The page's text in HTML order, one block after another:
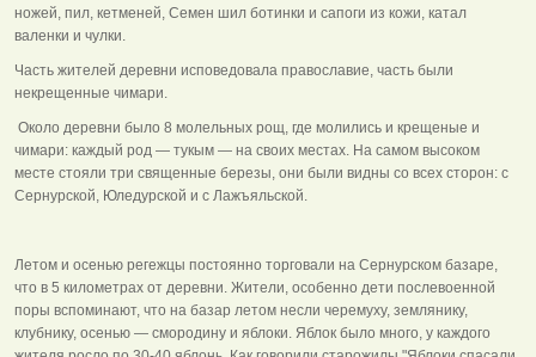
ножей, пил, кетменей, Семен шил ботинки и сапоги из кожи, катал
валенки и чулки.
Часть жителей деревни исповедовала православие, часть были
некрещенные чимари.
Около деревни было 8 молельных рощ, где молились и крещеные и
чимари: каждый род — тукым — на своих местах. На самом высоком
месте стояли три священные березы, они были видны со всех сторон: с
Сернурской, Юледурской и с Лажъяльской.
Летом и осенью регежцы постоянно торговали на Сернурском базаре,
что в 5 километрах от деревни. Жители, особенно дети послевоенной
поры вспоминают, что на базар летом несли черемуху, землянику,
клубнику, осенью — смородину и яблоки. Яблок было много, у каждого